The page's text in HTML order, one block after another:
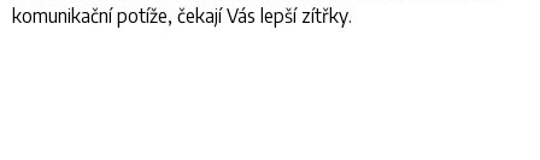
komunikační potíže, čekají Vás lepší zítřky.